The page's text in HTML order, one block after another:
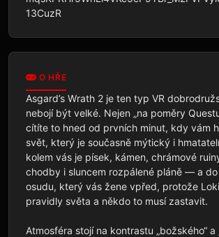
13CuzR
O HŘE
Asgard’s Wrath 2 je ten typ VR
nebojí být velké. Nejen „na poměry
cítíte to hned od prvních minut, kdy vám
svět, který je současně mýtický i
kolem vás je písek, kámen, chrámové
chodby i sluncem rozpálené pláně — a do
osudu, který vás žene vpřed, protože
pravidly světa a někdo to musí zastavit.
Atmosféra stojí na kontrastu „božského“ a